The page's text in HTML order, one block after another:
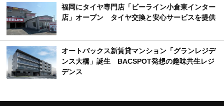
福岡にタイヤ専門店「ビーライン小倉東インター
店」オープン タイヤ交換と安心サービスを提供
オートバックス新賃貸マンション「グランレジデ
ンス大橋」誕生 BACSPOT発想の趣味共生レジ
デンス